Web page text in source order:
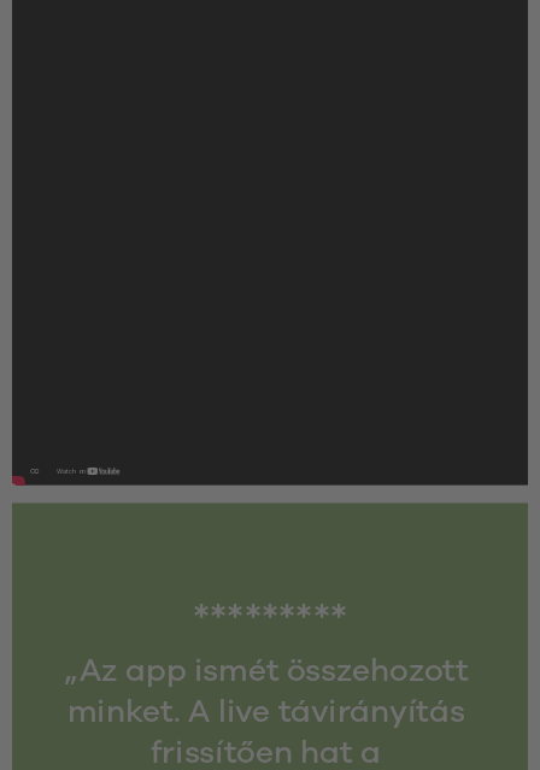
*********
„Az app ismét összehozott
minket. A live távirányítás
frissítően hat a